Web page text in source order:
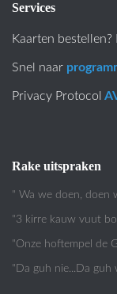
Services
Kaarten bestellen?
Snel naar
Privacy Protocol
Rake uitspraken
" Wa we doen, doen
"3 kirre kauw vuut
"Onze hoftempel de
"Da guh nie...Da guh